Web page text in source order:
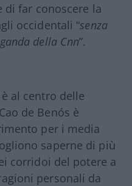
di far conoscere la
occidentali “senza
della Cnn”.
al centro delle
de Benós è
per i media
saperne di più
corridoi del potere a
personali da